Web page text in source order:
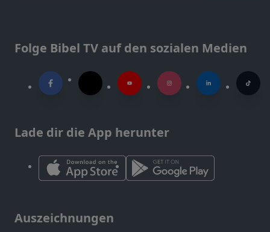
Folge Bibel TV auf den sozialen Medien
Lade dir die App herunter
Auszeichnungen